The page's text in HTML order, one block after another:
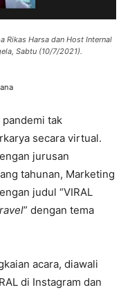
Rikas Harsa dan Host Internal
Sabtu (10/7/2021).
pandemi tak
secara virtual.
jurusan
tahunan, Marketing
judul “VIRAL
” dengan tema
acara, diawali
di Instagram dan